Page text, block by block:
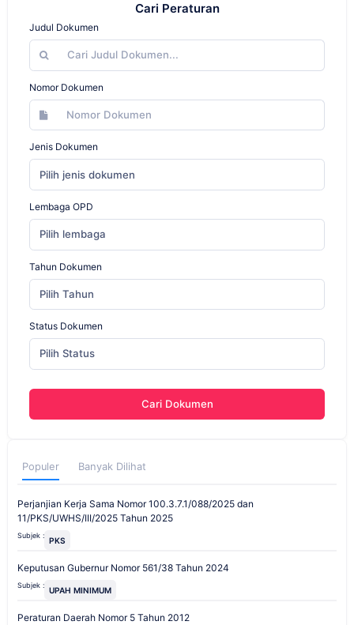
Cari Peraturan
Judul Dokumen
Nomor Dokumen
Jenis Dokumen
Pilih jenis dokumen
Lembaga OPD
Pilih lembaga
Tahun Dokumen
Pilih Tahun
Status Dokumen
Pilih Status
Cari Dokumen
Populer Banyak Dilihat
Perjanjian Kerja Sama Nomor 100.3.7.1/088/2025 dan
11/PKS/UWHS/III/2025 Tahun 2025
Subjek : PKS
Keputusan Gubernur Nomor 561/38 Tahun 2024
Subjek : UPAH MINIMUM
Peraturan Daerah Nomor 5 Tahun 2012